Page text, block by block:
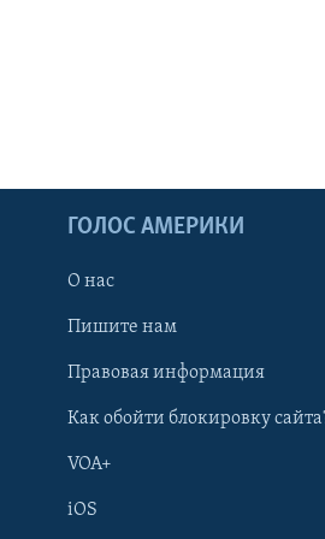
ГОЛОС АМЕРИКИ
О нас
Пишите нам
Правовая информация
Как обойти блокировку
VOA+
iOS